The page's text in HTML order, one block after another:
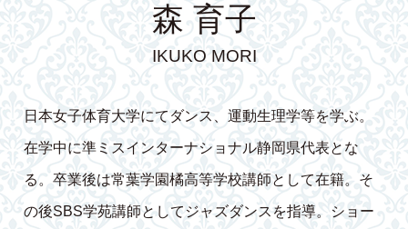
森 育子
IKUKO MORI
日本女子体育大学にてダンス、運動生理学等を学ぶ。
在学中に準ミスインターナショナル静岡県代表とな
る。卒業後は常葉学園橘高等学校講師として在籍。そ
の後SBS学苑講師としてジャズダンスを指導。ショー